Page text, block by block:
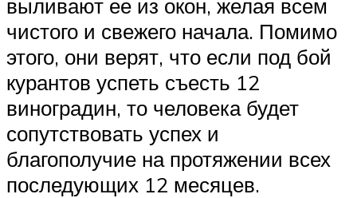
выливают ее из окон, желая всем
чистого и свежего начала. Помимо
этого, они верят, что если под бой
курантов успеть съесть 12
виноградин, то человека будет
сопутствовать успех и
благополучие на протяжении всех
последующих 12 месяцев.